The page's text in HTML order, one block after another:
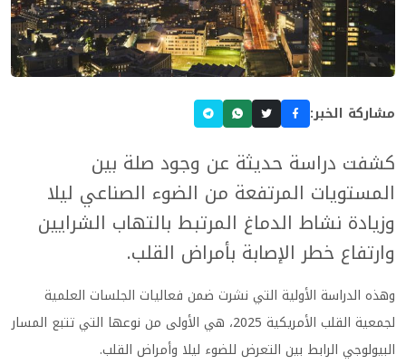
مشاركة الخبر:
كشفت دراسة حديثة عن وجود صلة بين
المستويات المرتفعة من الضوء الصناعي ليلا
وزيادة نشاط الدماغ المرتبط بالتهاب الشرايين
وارتفاع خطر الإصابة بأمراض القلب.
وهذه الدراسة الأولية التي نشرت ضمن فعاليات الجلسات العلمية
لجمعية القلب الأمريكية 2025، هي الأولى من نوعها التي تتبع المسار
البيولوجي الرابط بين التعرض للضوء ليلا وأمراض القلب.